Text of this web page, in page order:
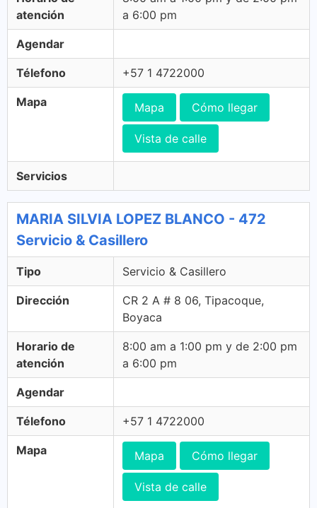
atención
a 6:00 pm
Agendar
Télefono +57 1 4722000
Mapa Mapa Cómo llegar
Vista de calle
Servicios
MARIA SILVIA LOPEZ BLANCO - 472
Servicio & Casillero
Tipo Servicio & Casillero
Dirección
CR 2 A # 8 06, Tipacoque,
Boyaca
Horario de
atención
8:00 am a 1:00 pm y de 2:00 pm
a 6:00 pm
Agendar
Télefono +57 1 4722000
Mapa Mapa Cómo llegar
Vista de calle